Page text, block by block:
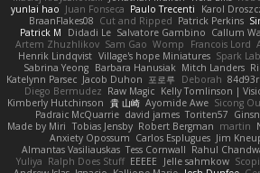
yunlai hao Juan Fonseca Paulo Trecenti Karol
BraanFlakes08 Cut and Ripped Patrick Perkins
Patrick M
Didadi Le Salvatore Gambino Callum
Artem Zhuzhlikov Sam Gao Womp Francois Lord
Henrik Lindqvist Village's hope Miniatures Spark Lab
Sabrina Yeong Barbara Hanusiak Mitch Landers
Katelynn Parsec Jacob Duhon 포로루 Deborah 84d93r
Diego Bermudez Raw Magic Kelly Tomlinson |
Kimberly Hutchinson 貴 山崎 Ayomide Awe Sicong
Padraic McQuarrie david james Toriten57
Made by Miri Tobias Jensby Robert Bergman martin
Anxiety Opossum Carlos Esplugues Jim
Almantas Vasiliauskas Tess Cornwall Rahul
Yuliya Ralph Does Stuff EEEEE Jelle sahmkow